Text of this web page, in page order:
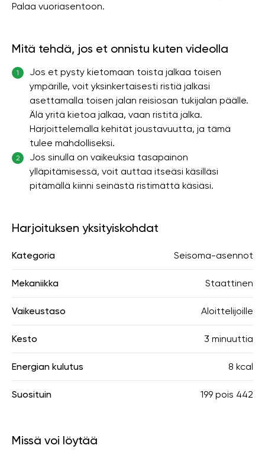
Palaa vuoriasentoon.
Mitä tehdä, jos et onnistu kuten videolla
1
Jos et pysty kietomaan toista jalkaa toisen
ympärille, voit yksinkertaisesti ristiä jalkasi
asettamalla toisen jalan reisiosan tukijalan päälle.
Älä yritä kietoa jalkaa, vaan ristitä jalka.
Harjoittelemalla kehität joustavuutta, ja tämä
tulee mahdolliseksi.
2
Jos sinulla on vaikeuksia tasapainon
ylläpitämisessä, voit auttaa itseäsi käsilläsi
pitämällä kiinni seinästä ristimättä käsiäsi.
Harjoituksen yksityiskohdat
Kategoria Seisoma-asennot
Mekaniikka Staattinen
Vaikeustaso Aloittelijoille
Kesto 3 minuuttia
Energian kulutus 8 kcal
Suosituin 199 pois 442
Missä voi löytää